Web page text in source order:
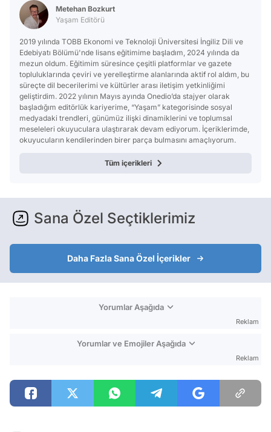
Metehan Bozkurt
Yaşam Editörü
2019 yılında TOBB Ekonomi ve Teknoloji Üniversitesi İngiliz Dili ve
Edebiyatı Bölümü'nde lisans eğitimime başladım, 2024 yılında da
mezun oldum. Eğitimim süresince çeşitli platformlar ve gazete
topluluklarında çeviri ve yerelleştirme alanlarında aktif rol aldım, bu
süreçte dil becerilerimi ve kültürler arası iletişim yetkinliğimi
geliştirdim. 2022 yılının Mayıs ayında Onedio’da stajyer olarak
başladığım editörlük kariyerime, “Yaşam” kategorisinde sosyal
medyadaki trendleri, günümüz ilişki dinamiklerini ve toplumsal
meseleleri okuyuculara ulaştırarak devam ediyorum. İçeriklerimde,
okuyucuların kendilerinden birer parça bulmasını amaçlıyorum.
Tüm içerikleri
Sana Özel Seçtiklerimiz
Daha Fazla Sana Özel İçerikler
Yorumlar Aşağıda
Reklam
Yorumlar ve Emojiler Aşağıda
Reklam